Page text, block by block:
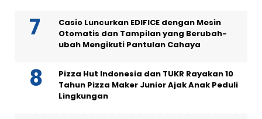
Casio Luncurkan EDIFICE dengan Mesin
Otomatis dan Tampilan yang Berubah-
ubah Mengikuti Pantulan Cahaya
Pizza Hut Indonesia dan TUKR Rayakan 10
Tahun Pizza Maker Junior Ajak Anak Peduli
Lingkungan